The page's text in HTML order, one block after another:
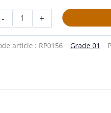
- +
article : RP0156 Grade 01